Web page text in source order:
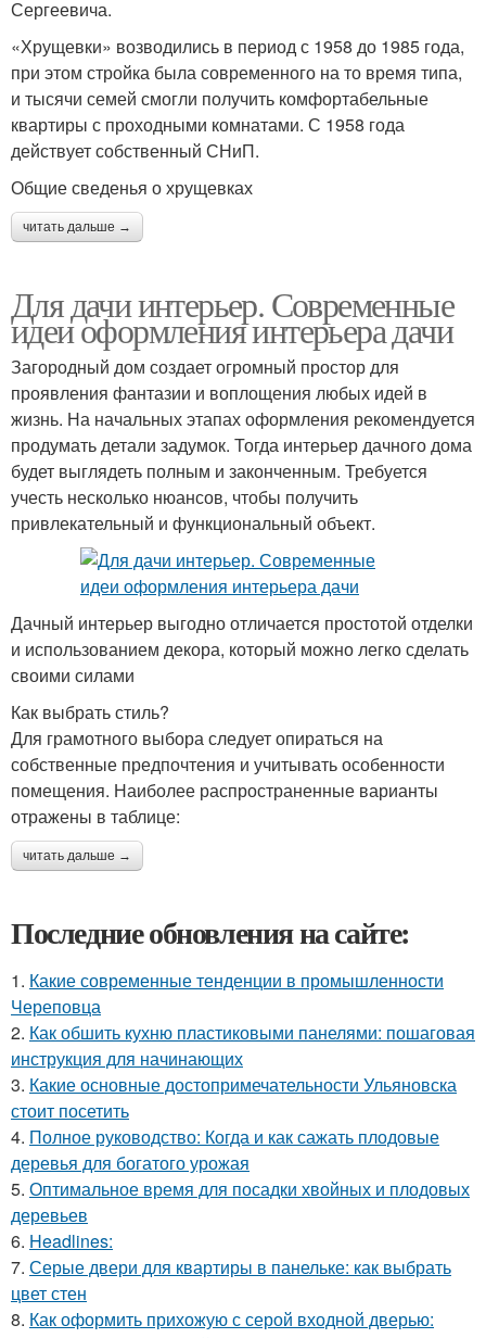
Сергеевича.
«Хрущевки» возводились в период с 1958 до 1985 года,
при этом стройка была современного на то время типа,
и тысячи семей смогли получить комфортабельные
квартиры с проходными комнатами. С 1958 года
действует собственный СНиП.
Общие сведенья о хрущевках
читать дальше →
Для дачи интерьер. Современные
идеи оформления интерьера дачи
Загородный дом создает огромный простор для
проявления фантазии и воплощения любых идей в
жизнь. На начальных этапах оформления рекомендуется
продумать детали задумок. Тогда интерьер дачного дома
будет выглядеть полным и законченным. Требуется
учесть несколько нюансов, чтобы получить
привлекательный и функциональный объект.
Дачный интерьер выгодно отличается простотой отделки
и использованием декора, который можно легко сделать
своими силами
Как выбрать стиль?
Для грамотного выбора следует опираться на
собственные предпочтения и учитывать особенности
помещения. Наиболее распространенные варианты
отражены в таблице:
читать дальше →
Последние обновления на сайте:
1. Какие современные тенденции в промышленности
Череповца
2. Как обшить кухню пластиковыми панелями: пошаговая
инструкция для начинающих
3. Какие основные достопримечательности Ульяновска
стоит посетить
4. Полное руководство: Когда и как сажать плодовые
деревья для богатого урожая
5. Оптимальное время для посадки хвойных и плодовых
деревьев
6. Headlines:
7. Серые двери для квартиры в панельке: как выбрать
цвет стен
8. Как оформить прихожую с серой входной дверью: